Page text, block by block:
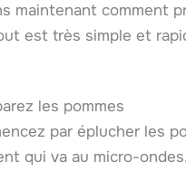
maintenant comment
est très simple et
les pommes
par éplucher les
qui va au micro-